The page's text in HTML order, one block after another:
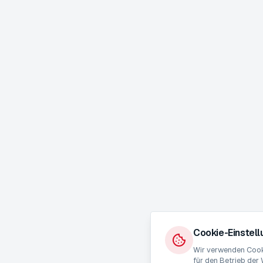
Cookie-
Wir verwenden
für den Betrieb der